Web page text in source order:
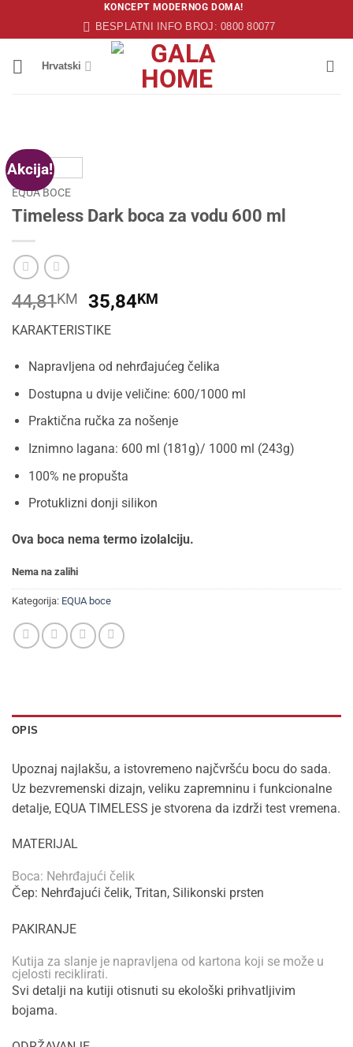
KONCEPT MODERNOG DOMA!
BESPLATNI INFO BROJ: 0800 80077
Hrvatski
Akcija!
EQUA BOCE
Timeless Dark boca za vodu 600 ml
44,81KM
Original
price
was:
44,81KM.
35,84KM
35,84KM.
KARAKTERISTIKE
Napravljena od nehrđajućeg čelika
Dostupna u dvije veličine: 600/1000 ml
Praktična ručka za nošenje
Iznimno lagana: 600 ml (181g)/ 1000 ml (243g)
100% ne propušta
Protuklizni donji silikon
Ova boca nema termo izolalciju.
Nema na zalihi
Kategorija: EQUA boce
OPIS
Upoznaj najlakšu, a istovremeno najčvršću bocu do sada.
Uz bezvremenski dizajn, veliku zapremninu i funkcionalne
detalje, EQUA TIMELESS je stvorena da izdrži test vremena.
MATERIJAL
Boca: Nehrđajući čelik
Čep: Nehrđajući čelik, Tritan, Silikonski prsten
PAKIRANJE
Kutija za slanje je napravljena od kartona koji se može u
cjelosti reciklirati.
Svi detalji na kutiji otisnuti su ekološki prihvatljivim
bojama.